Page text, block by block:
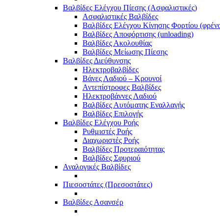
Βαλβίδες Ελέγχου Πίεσης (Ασφαλιστικές)
Ασφαλιστικές Βαλβίδες
Βαλβίδες Ελέγχου Κίνησης Φορτίου
Βαλβίδες Αποφόρτισης (unloading)
Βαλβίδες Ακολουθίας
Βαλβίδες Μείωσης Πίεσης
Βαλβίδες Διεύθυνσης
Ηλεκτροβαλβίδες
Βάνες Λαδιού – Κρουνοί
Αντεπίστροφες Βαλβίδες
Ηλεκτροβάννες Λαδιού
Βαλβίδες Αυτόματης Εναλλαγής
Βαλβίδες Επιλογής
Βαλβίδες Ελέγχου Ροής
Ρυθμιστές Ροής
Διαχωριστές Ροής
Βαλβίδες Προτεραιότητας
Βαλβίδες Σφυριού
Αναλογικές Βαλβίδες
Πιεσοστάτες (Πρεσοστάτες)
Βαλβίδες Ασανσέρ